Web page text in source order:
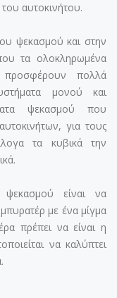
αυτοκινήτου.
ψεκασμού και στην
τα ολοκληρωμένα
πολλά
μονού και
ψεκασμού που
για τους
τα κυβικά την
είναι να
με ένα μίγμα
πρέπει να είναι η
να καλύπτει